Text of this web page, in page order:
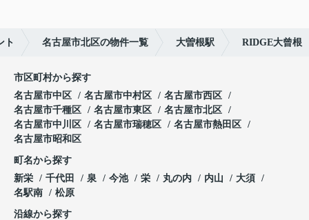
ト 名古屋市北区の物件一覧 大曽根駅 RIDGE大曾根
市区町村から探す
名古屋市中区
名古屋市中村区
名古屋市西区
名古屋市千種区
名古屋市東区
名古屋市北区
名古屋市中川区
名古屋市瑞穂区
名古屋市熱田区
名古屋市昭和区
町名から探す
新栄
千代田 泉 今池 栄 丸の内 内山
大須
名駅南
松原
沿線から探す